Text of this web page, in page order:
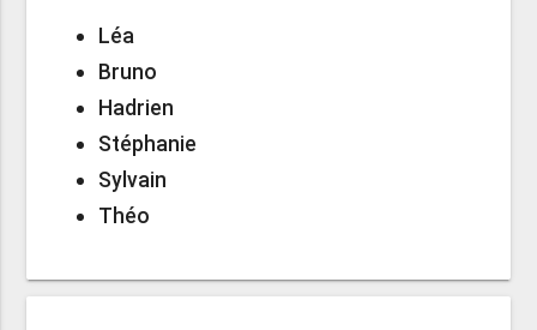
Léa
Bruno
Hadrien
Stéphanie
Sylvain
Théo